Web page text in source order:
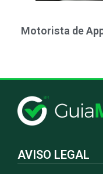
Motorista de
AVISO LEGAL